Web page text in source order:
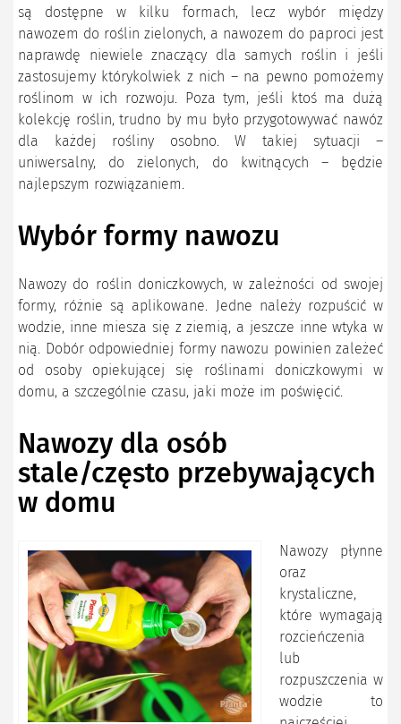
są dostępne w kilku formach, lecz wybór między
nawozem do roślin zielonych, a nawozem do paproci jest
naprawdę niewiele znaczący dla samych roślin i jeśli
zastosujemy którykolwiek z nich – na pewno pomożemy
roślinom w ich rozwoju. Poza tym, jeśli ktoś ma dużą
kolekcję roślin, trudno by mu było przygotowywać nawóz
dla każdej rośliny osobno. W takiej sytuacji –
uniwersalny, do zielonych, do kwitnących – będzie
najlepszym rozwiązaniem.
Wybór formy nawozu
Nawozy do roślin doniczkowych, w zależności od swojej
formy, różnie są aplikowane. Jedne należy rozpuścić w
wodzie, inne miesza się z ziemią, a jeszcze inne wtyka w
nią. Dobór odpowiedniej formy nawozu powinien zależeć
od osoby opiekującej się roślinami doniczkowymi w
domu, a szczególnie czasu, jaki może im poświęcić.
Nawozy dla osób
stale/często przebywających
w domu
Nawozy płynne
oraz
krystaliczne,
które wymagają
rozcieńczenia
lub
rozpuszczenia w
wodzie to